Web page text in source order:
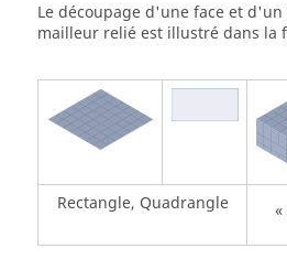
Le découpage d'une face et
mailleur relié est illustré dans la
Rectangle, Quadrangle